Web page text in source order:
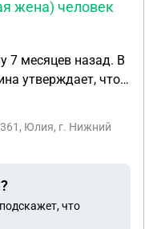
жена) человек
7 месяцев назад. В
утверждает, что
Продавец мужчина
звонит настоящая
волноваться о
Юлия, г. Нижний
что